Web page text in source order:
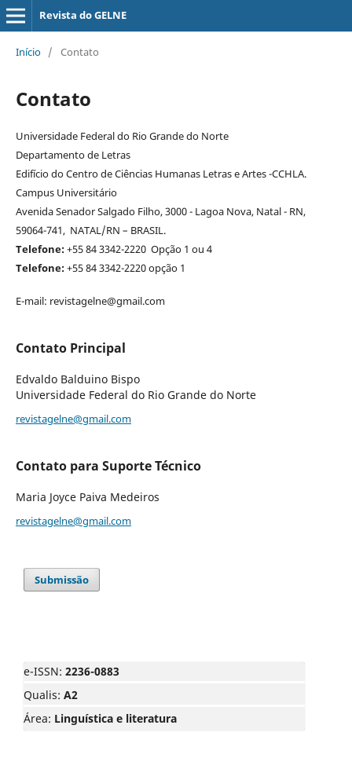
Revista do GELNE
Início / Contato
Contato
Universidade Federal do Rio Grande do Norte
Departamento de Letras
Edifício do Centro de Ciências Humanas Letras e Artes -CCHLA.
Campus Universitário
Avenida Senador Salgado Filho, 3000 - Lagoa Nova, Natal - RN,
59064-741, NATAL/RN – BRASIL.
Telefone:+55 84 3342-2220 Opção 1 ou 4
Telefone:+55 84 3342-2220 opção 1
E-mail: revistagelne@gmail.com
Contato Principal
Edvaldo Balduino Bispo
Universidade Federal do Rio Grande do Norte
revistagelne@gmail.com
Contato para Suporte Técnico
Maria Joyce Paiva Medeiros
revistagelne@gmail.com
Submissão
e-ISSN: 2236-0883
Qualis: A2
Área: Linguística e literatura